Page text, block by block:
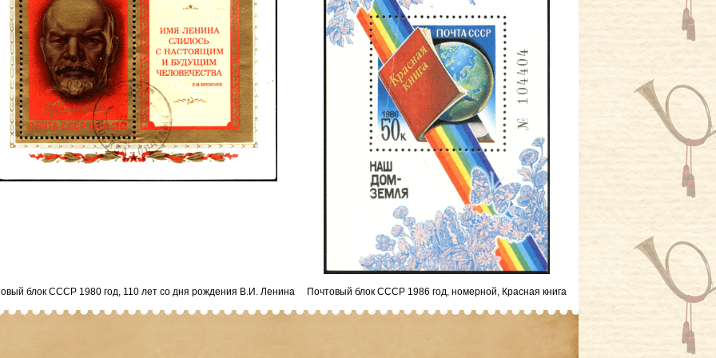
блок СССР 1980 год, 110 лет со дня рождения В.И. Ленина Почтовый блок СССР 1986 год, номерной, Красная книга